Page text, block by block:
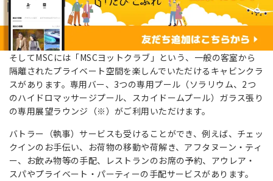
そしてMSCには「MSCヨットクラブ」という、一般の客室から
隔離されたプライベート空間を楽しんでいただけるキャビンクラ
スがあります。専用バー、3つの専用プール（ソラリウム、 2つ
のハイドロマッサージプール、スカイドームプール）ガラス張り
の専用展望ラウンジ（※）がご利用いただけます。
バトラー（執事）サービスも受けることができ、例えば、チェッ
クインのお手伝い、お荷物の移動や荷解き、アフタヌーン・ティ
ー、お飲み物等の手配、レストランのお席の予約、アウレア・
スパやプライベート・パーティーの手配サービスがあります。